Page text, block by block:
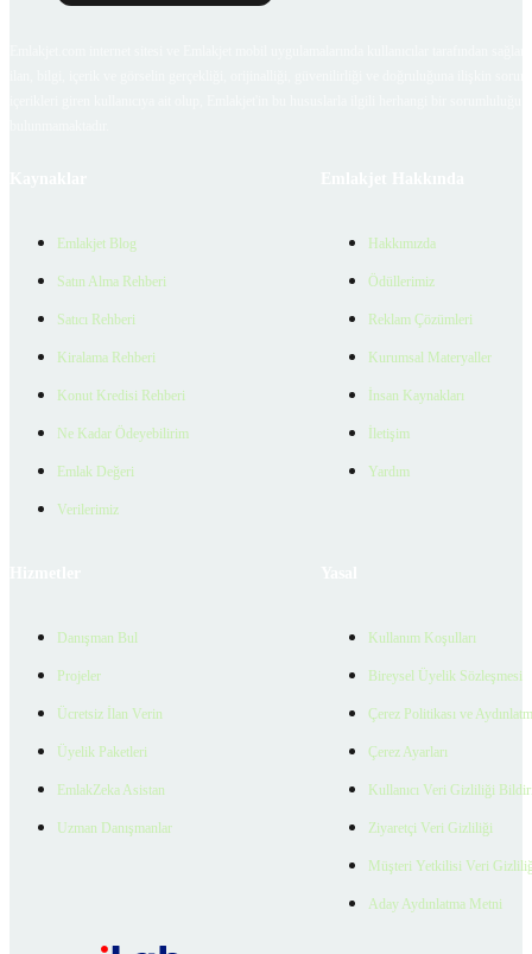
Emlakjet Blog
Satın Alma Rehberi
Satıcı Rehberi
Kiralama Rehberi
Konut Kredisi Rehberi
Ne Kadar Ödeyebilirim
Emlak Değeri
Verilerimiz
Hakkımızda
Ödüllerimiz
Reklam Çözümleri
Kurumsal Materyaller
İnsan Kaynakları
İletişim
Yardım
Danışman Bul
Projeler
Ücretsiz İlan Verin
Üyelik Paketleri
EmlakZeka Asistan
Uzman Danışmanlar
Kullanım Koşulları
Bireysel Üyelik Sözleşmesi
Çerez Politikası ve
Çerez Ayarları
Kullanıcı Veri Gizliliği
Ziyaretçi Veri Gizliliği
Müşteri Yetkilisi Veri
Aday Aydınlatma Metni